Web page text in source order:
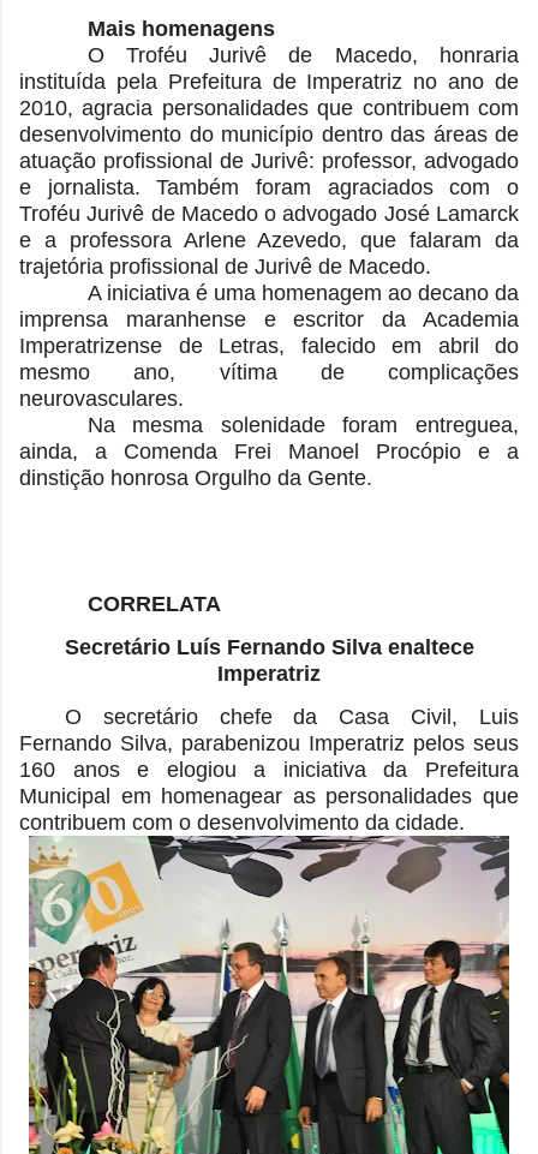
Mais homenagens
O Troféu Jurivê de Macedo, honraria
instituída pela Prefeitura de Imperatriz no ano de
2010, agracia personalidades que contribuem com
desenvolvimento do município dentro das áreas de
atuação profissional de Jurivê: professor, advogado
e jornalista. Também foram agraciados com o
Troféu Jurivê de Macedo o advogado José Lamarck
e a professora Arlene Azevedo, que falaram da
trajetória profissional de Jurivê de Macedo.
A iniciativa é uma homenagem ao decano da
imprensa maranhense e escritor da Academia
Imperatrizense de Letras, falecido em abril do
mesmo ano, vítima de complicações
neurovasculares.
Na mesma solenidade foram entreguea,
ainda, a Comenda Frei Manoel Procópio e a
dinstição honrosa Orgulho da Gente.
CORRELATA
Secretário Luís Fernando Silva enaltece
Imperatriz
O secretário chefe da Casa Civil, Luis
Fernando Silva, parabenizou Imperatriz pelos seus
160 anos e elogiou a iniciativa da Prefeitura
Municipal em homenagear as personalidades que
contribuem com o desenvolvimento da cidade.